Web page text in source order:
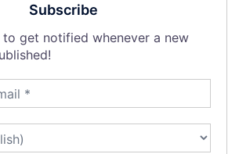
Subscribe
get notified whenever a new